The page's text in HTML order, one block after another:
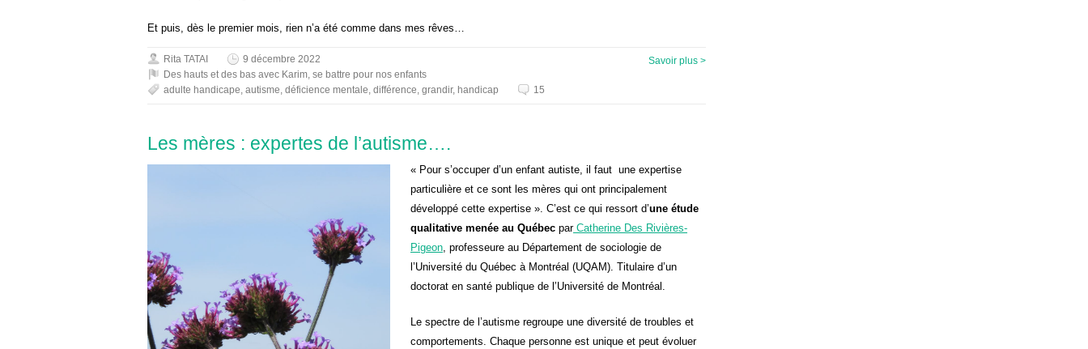
Et puis, dès le premier mois, rien n’a été comme dans mes rêves…
Rita TATAI
9 décembre 2022
Des hauts et des bas avec Karim, se battre pour nos enfants
adulte handicape, autisme, déficience mentale, différence, grandir, handicap 15
Savoir plus >
Les mères : expertes de l’autisme….
« Pour s’occuper d’un enfant autiste, il faut une expertise
particulière et ce sont les mères qui ont principalement
développé cette expertise ». C’est ce qui ressort d’une étude
qualitative menée au Québec parCatherine Des Rivières-
Pigeon, professeure au Département de sociologie de
l’Université du Québec à Montréal (UQAM). Titulaire d’un
doctorat en santé publique de l’Université de Montréal.
Le spectre de l’autisme regroupe une diversité de troubles et
comportements. Chaque personne est unique et peut évoluer